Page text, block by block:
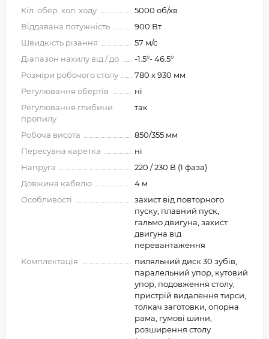
Кіл. обер. хол. ходу
5000 об/хв
Віддавана потужність
900 Вт
Швидкість різання
57 м/с
Діапазон нахилу від / до
-1.5°- 46.5°
Розміри робочого столу
780 x 930 мм
Регулювання обертів
ні
Регулювання глибини
пропилу
так
Робоча висота
850/355 мм
Пересувна каретка
ні
Напруга
220 / 230 В (1 фаза)
Довжина кабелю
4 м
Особливості
захист від повторного
пуску, плавний пуск,
гальмо двигуна, захист
двигуна від
перевантаження
Комплектація
пиляльний диск 30 зубів,
паралельний упор, кутовий
упор, подовження столу,
пристрій видалення тирси,
толкач заготовки, опорна
рама, гумові шини,
розширення столу